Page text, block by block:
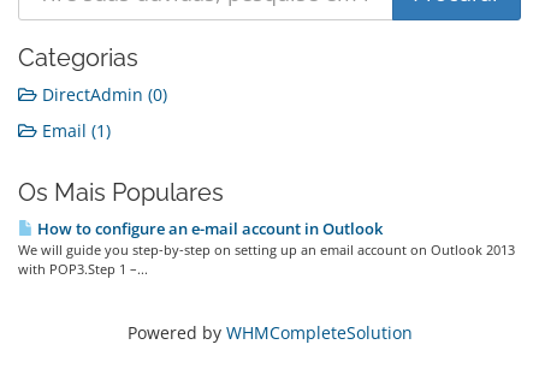
Categorias
DirectAdmin (0)
Email (1)
Os Mais Populares
How to configure an e-mail account in Outlook
We will guide you step-by-step on setting up an email account on Outlook 2013
with POP3.Step 1 –...
Powered by WHMCompleteSolution